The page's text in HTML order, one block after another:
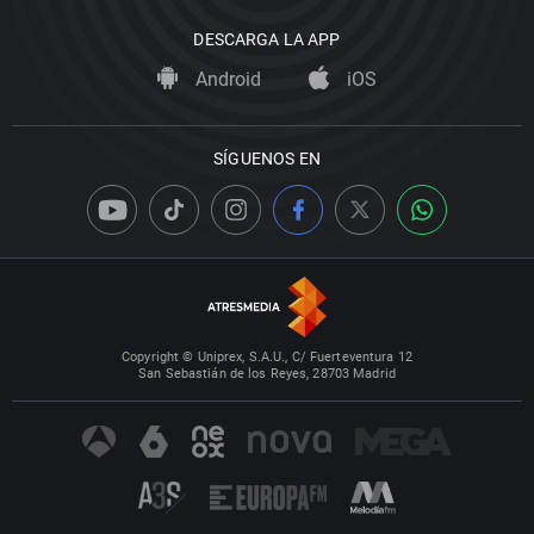
DESCARGA LA APP
Android iOS
SÍGUENOS EN
Copyright © Uniprex, S.A.U., C/ Fuerteventura 12
San Sebastián de los Reyes, 28703 Madrid